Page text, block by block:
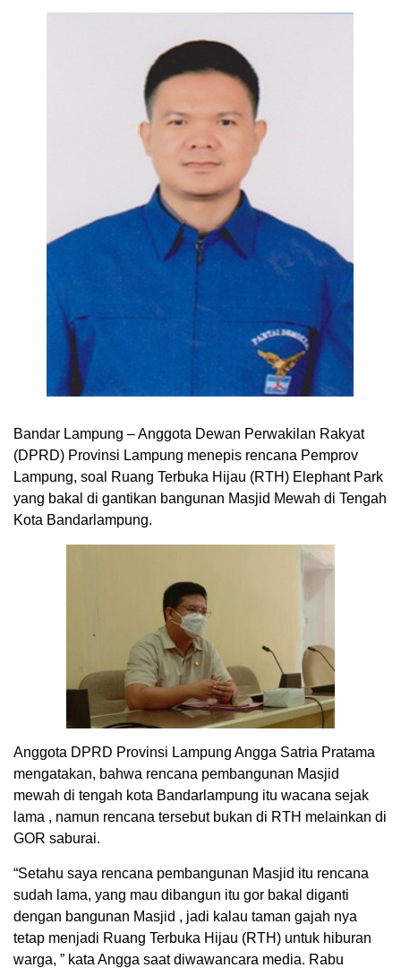
Bandar Lampung – Anggota Dewan Perwakilan Rakyat
(DPRD) Provinsi Lampung menepis rencana Pemprov
Lampung, soal Ruang Terbuka Hijau (RTH) Elephant Park
yang bakal di gantikan bangunan Masjid Mewah di Tengah
Kota Bandarlampung.
Anggota DPRD Provinsi Lampung Angga Satria Pratama
mengatakan, bahwa rencana pembangunan Masjid
mewah di tengah kota Bandarlampung itu wacana sejak
lama , namun rencana tersebut bukan di RTH melainkan di
GOR saburai.
“Setahu saya rencana pembangunan Masjid itu rencana
sudah lama, yang mau dibangun itu gor bakal diganti
dengan bangunan Masjid , jadi kalau taman gajah nya
tetap menjadi Ruang Terbuka Hijau (RTH) untuk hiburan
warga, ” kata Angga saat diwawancara media. Rabu